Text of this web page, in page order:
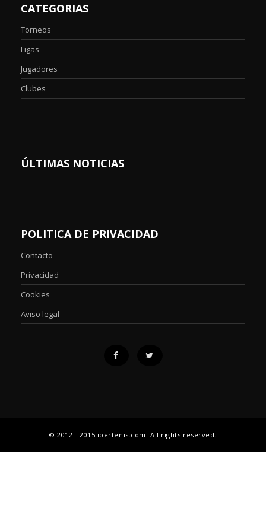
CATEGORIAS
Torneos
Ligas
Jugadores
Clubes
ÚLTIMAS NOTICIAS
POLITICA DE PRIVACIDAD
Contacto
Privacidad
Cookies
Aviso legal
© 2012 - 2015 ibertenis.com. All rights reserved.